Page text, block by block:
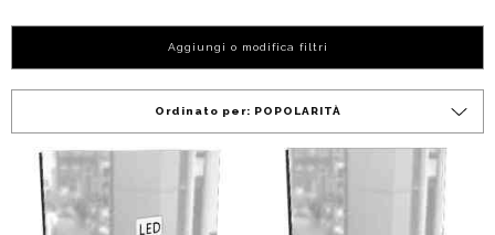
Aggiungi o modifica filtri
Ordinato per: POPOLARITÀ